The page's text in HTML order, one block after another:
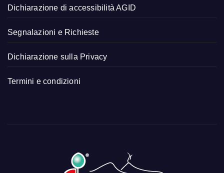
Dichiarazione di accessibilità AGID
Segnalazioni e Richieste
Dichiarazione sulla Privacy
Termini e condizioni